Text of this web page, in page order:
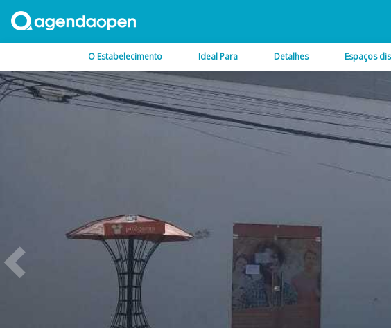
O Estabelecimento Ideal Para Detalhes Espaços